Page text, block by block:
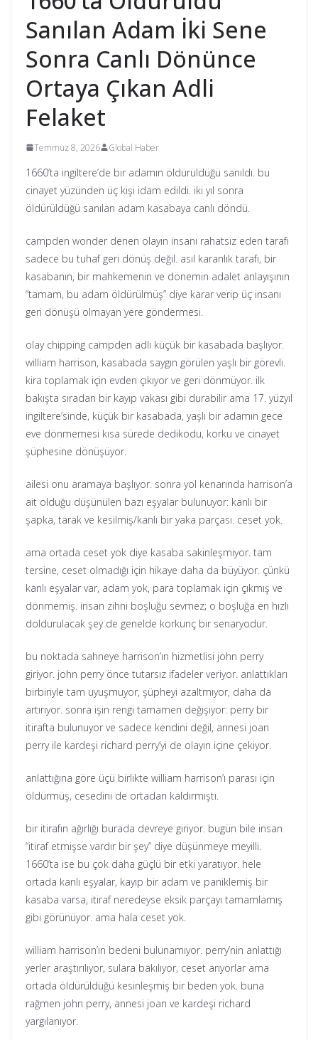
Sanılan Adam İki Sene
Sonra Canlı Dönünce
Ortaya Çıkan Adli
Felaket
Temmuz 8, 2026 Global Haber
1660’ta ingiltere’de bir adamın öldürüldüğü sanıldı. bu
cinayet yüzünden üç kişi idam edildi. iki yıl sonra
öldürüldüğü sanılan adam kasabaya canlı döndü.
campden wonder denen olayın insanı rahatsız eden tarafı
sadece bu tuhaf geri dönüş değil. asıl karanlık tarafı, bir
kasabanın, bir mahkemenin ve dönemin adalet anlayışının
“tamam, bu adam öldürülmüş” diye karar verip üç insanı
geri dönüşü olmayan yere göndermesi.
olay chipping campden adlı küçük bir kasabada başlıyor.
william harrison, kasabada saygın görülen yaşlı bir görevli.
kira toplamak için evden çıkıyor ve geri dönmüyor. ilk
bakışta sıradan bir kayıp vakası gibi durabilir ama 17. yüzyıl
ingiltere’sinde, küçük bir kasabada, yaşlı bir adamın gece
eve dönmemesi kısa sürede dedikodu, korku ve cinayet
şüphesine dönüşüyor.
ailesi onu aramaya başlıyor. sonra yol kenarında harrison’a
ait olduğu düşünülen bazı eşyalar bulunuyor: kanlı bir
şapka, tarak ve kesilmiş/kanlı bir yaka parçası. ceset yok.
ama ortada ceset yok diye kasaba sakinleşmiyor. tam
tersine, ceset olmadığı için hikaye daha da büyüyor. çünkü
kanlı eşyalar var, adam yok, para toplamak için çıkmış ve
dönmemiş. insan zihni boşluğu sevmez; o boşluğa en hızlı
doldurulacak şey de genelde korkunç bir senaryodur.
bu noktada sahneye harrison’ın hizmetlisi john perry
giriyor. john perry önce tutarsız ifadeler veriyor. anlattıkları
birbiriyle tam uyuşmuyor, şüpheyi azaltmıyor, daha da
artırıyor. sonra işin rengi tamamen değişiyor: perry bir
itirafta bulunuyor ve sadece kendini değil, annesi joan
perry ile kardeşi richard perry’yi de olayın içine çekiyor.
anlattığına göre üçü birlikte william harrison’ı parası için
öldürmüş, cesedini de ortadan kaldırmıştı.
bir itirafın ağırlığı burada devreye giriyor. bugün bile insan
“itiraf etmişse vardır bir şey” diye düşünmeye meyilli.
1660’ta ise bu çok daha güçlü bir etki yaratıyor. hele
ortada kanlı eşyalar, kayıp bir adam ve paniklemiş bir
kasaba varsa, itiraf neredeyse eksik parçayı tamamlamış
gibi görünüyor. ama hala ceset yok.
william harrison’ın bedeni bulunamıyor. perry’nin anlattığı
yerler araştırılıyor, sulara bakılıyor, ceset arıyorlar ama
ortada öldürüldüğü kesinleşmiş bir beden yok. buna
rağmen john perry, annesi joan ve kardeşi richard
yargılanıyor.